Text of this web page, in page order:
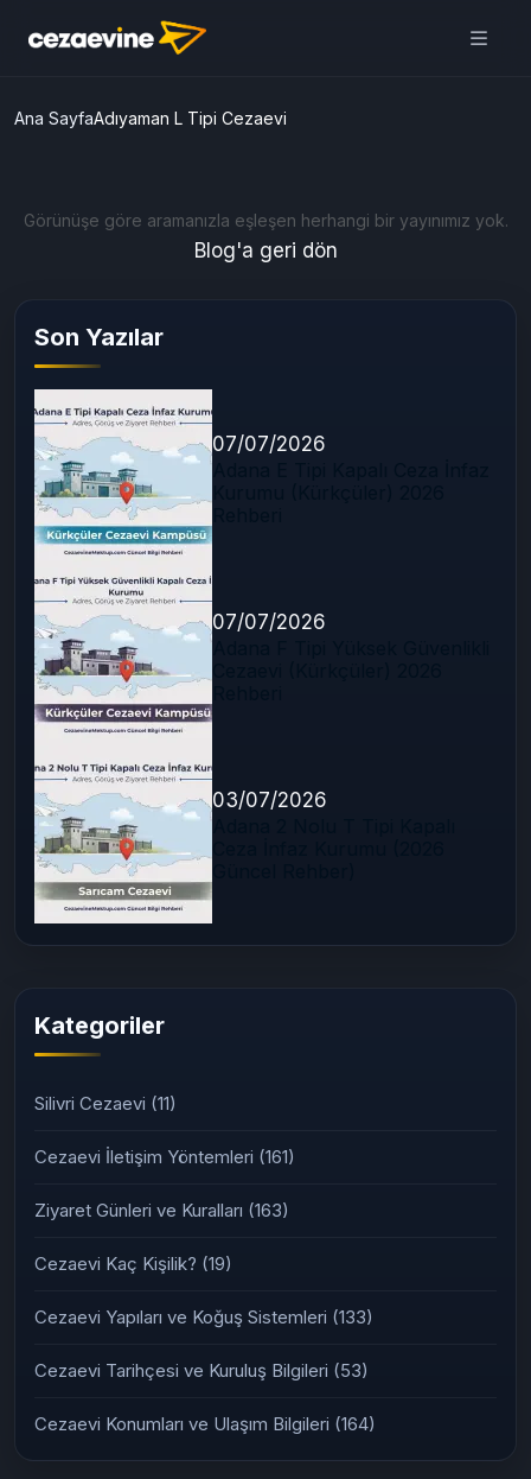
Ana SayfaAdıyaman L Tipi Cezaevi
Görünüşe göre aramanızla eşleşen herhangi bir yayınımız yok.
Blog'a geri dön
Son Yazılar
07/07/2026
07/07/2026
03/07/2026
Kategoriler
Silivri Cezaevi (11)
Cezaevi İletişim Yöntemleri (161)
Ziyaret Günleri ve Kuralları (163)
Cezaevi Kaç Kişilik? (19)
Cezaevi Yapıları ve Koğuş Sistemleri (133)
Cezaevi Tarihçesi ve Kuruluş Bilgileri (53)
Cezaevi Konumları ve Ulaşım Bilgileri (164)